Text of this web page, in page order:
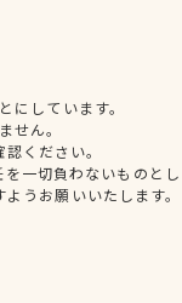
しています。
せん。
ください。
一切負わないものとし
うお願いいたします。